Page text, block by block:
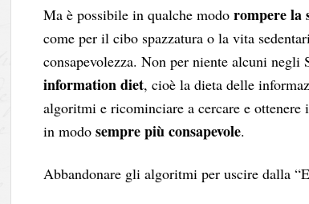
Ma è possibile in qualche modorompere la
come per il cibo spazzatura o la vita
consapevolezza. Non per niente alcuni
information diet, cioè la dieta delle
algoritmi e ricominciare a cercare e
in modosempre più consapevole.
Abbandonare gli algoritmi per uscire dalla